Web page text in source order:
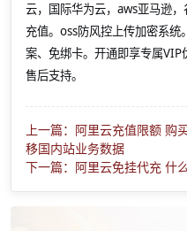
云，国际华为云，aws亚马逊
充值。oss防风控上传加密系
案、免绑卡。开通即享专属
售后支持。
上一篇：阿里云充值限额 购
移国内站业务数据
下一篇：阿里云免挂代充 什